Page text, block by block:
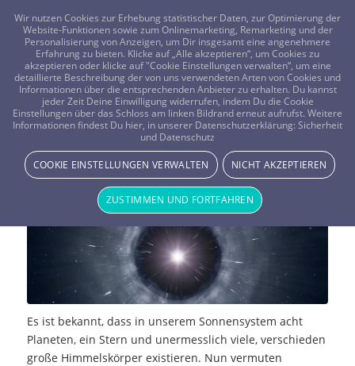
FRAGEN? KOSTENLOS ANRUFEN: 0800-8478266
Ist Planet Neu ein Schwarzes Loch?
Es ist bekannt, dass in unserem Sonnensystem acht
Planeten, ein Stern und unermesslich viele, verschieden
große Himmelskörper existieren. Nun vermuten
Wir nutzen Cookies zur Erhebung statistischer Daten, zur Optimierung der
Website-Funktionen sowie zum Onlinemarketing, Remarketing und der
Personalisierung von Anzeigen, um Dir insgesamt eine angenehmere
Erfahrung zu bieten. Klicke auf „Alle akzeptieren“, um Cookies zu
akzeptieren oder klicke auf "Cookie Einstellungen verwalten“, um eine
detaillierte Beschreibung der von uns verwendeten Arten von Cookies und
Informationen über die entsprechenden Anbieter zu erhalten. Du kannst
jeder Zeit Deine Einwilligung widerrufen, indem Du die Cookie
Einstellungen über das Schloss am linken Bildrand erneut aufrufst. Weitere
Informationen findest Du hier, in unserer Datenschutzerklärung: Sicherheit
und Datenschutz
COOKIE EINSTELLUNGEN VERWALTEN NICHT AKZEPTIEREN
ZUSTIMMEN UND FORTFAHREN